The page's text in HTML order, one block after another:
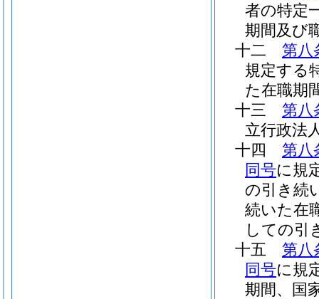
者の特定
期間及び
十二
第八
規定する
た在職期
十三
第八
立行政法
十四
第八
同号に規
の引き続
続いた在
しての引
十五
第八
同号に規
期間、国